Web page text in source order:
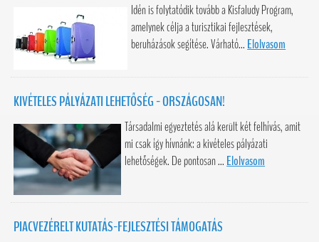
Idén is folytatódik tovább a Kisfaludy Program,
amelynek célja a turisztikai fejlesztések,
beruházások segítése. Várható... Elolvasom
KIVÉTELES PÁLYÁZATI LEHETŐSÉG - ORSZÁGOSAN!
Társadalmi egyeztetés alá került két felhívás, amit
mi csak így hívnánk: a kivételes pályázati
lehetőségek. De pontosan ... Elolvasom
PIACVEZÉRELT KUTATÁS-FEJLESZTÉSI TÁMOGATÁS